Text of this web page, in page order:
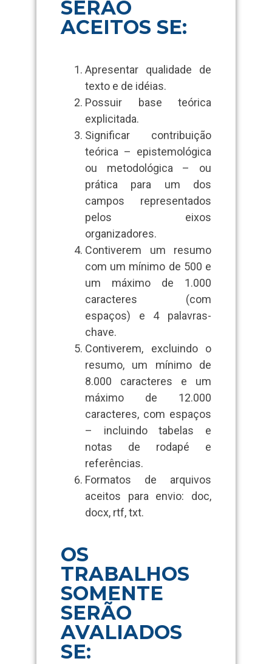
SERÃO
ACEITOS SE:
Apresentar qualidade de
texto e de idéias.
Possuir base teórica
explicitada.
Significar contribuição
teórica – epistemológica
ou metodológica – ou
prática para um dos
campos representados
pelos eixos
organizadores.
Contiverem um resumo
com um mínimo de 500 e
um máximo de 1.000
caracteres (com
espaços) e 4 palavras-
chave.
Contiverem, excluindo o
resumo, um mínimo de
8.000 caracteres e um
máximo de 12.000
caracteres, com espaços
– incluindo tabelas e
notas de rodapé e
referências.
Formatos de arquivos
aceitos para envio: doc,
docx, rtf, txt.
OS
TRABALHOS
SOMENTE
SERÃO
AVALIADOS
SE: